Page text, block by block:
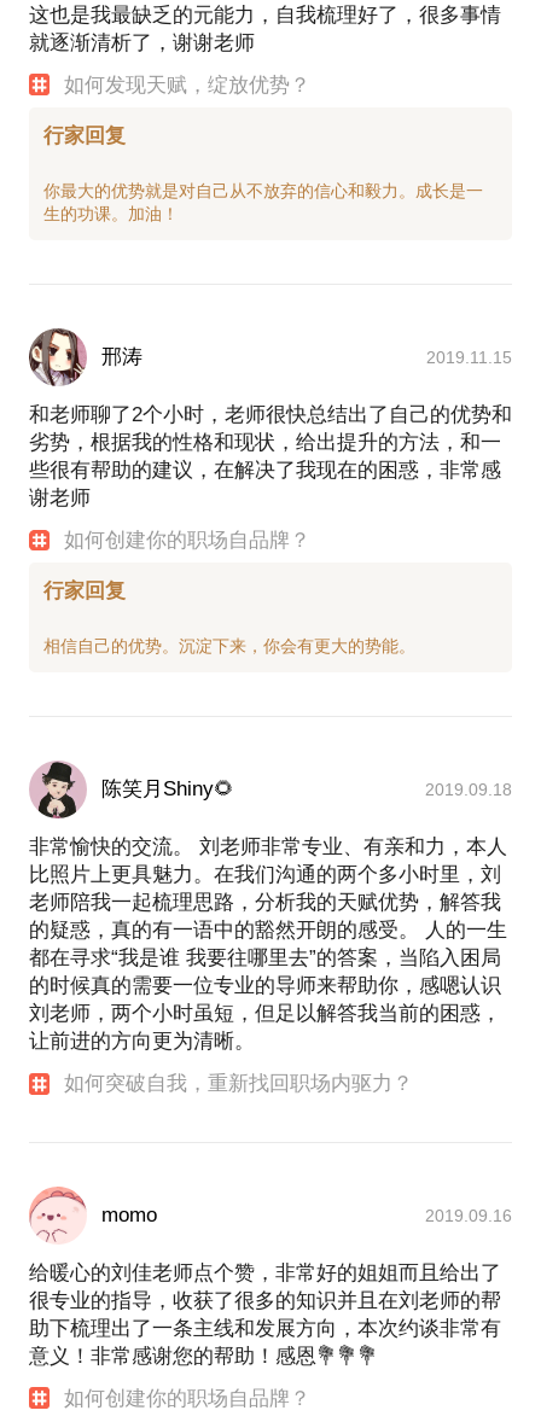
这也是我最缺乏的元能力，自我梳理好了，很多事情
就逐渐清析了，谢谢老师
如何发现天赋，绽放优势？
行家回复
你最大的优势就是对自己从不放弃的信心和毅力。成长是一
邢涛 2019.11.15
和老师聊了2个小时，老师很快总结出了自己的优势和
劣势，根据我的性格和现状，给出提升的方法，和一
些很有帮助的建议，在解决了我现在的困惑，非常感
谢老师
如何创建你的职场自品牌？
行家回复
陈笑月Shiny🌻 2019.09.18
非常愉快的交流。 刘老师非常专业、有亲和力，本人
比照片上更具魅力。在我们沟通的两个多小时里，刘
老师陪我一起梳理思路，分析我的天赋优势，解答我
的疑惑，真的有一语中的豁然开朗的感受。 人的一生
都在寻求“我是谁 我要往哪里去”的答案，当陷入困局
的时候真的需要一位专业的导师来帮助你，感嗯认识
刘老师，两个小时虽短，但足以解答我当前的困惑，
让前进的方向更为清晰。
如何突破自我，重新找回职场内驱力？
momo 2019.09.16
给暖心的刘佳老师点个赞，非常好的姐姐而且给出了
很专业的指导，收获了很多的知识并且在刘老师的帮
助下梳理出了一条主线和发展方向，本次约谈非常有
意义！非常感谢您的帮助！感恩💐💐💐
如何创建你的职场自品牌？